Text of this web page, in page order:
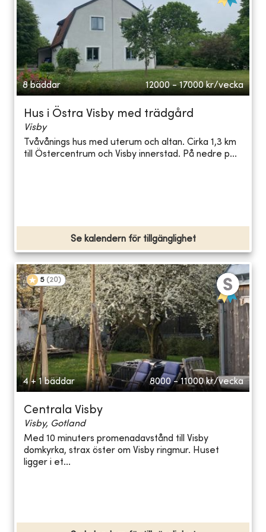
8 bäddar 12000 - 17000 kr/vecka
Hus i Östra Visby med trädgård
Visby
Tvåvånings hus med uterum och altan. Cirka 1,3 km
till Östercentrum och Visby innerstad. På nedre p...
Se kalendern för tillgänglighet
5 (20)
4 + 1 bäddar 8000 - 11000 kr/vecka
Centrala Visby
Visby, Gotland
Med 10 minuters promenadavstånd till Visby
domkyrka, strax öster om Visby ringmur. Huset
ligger i et...